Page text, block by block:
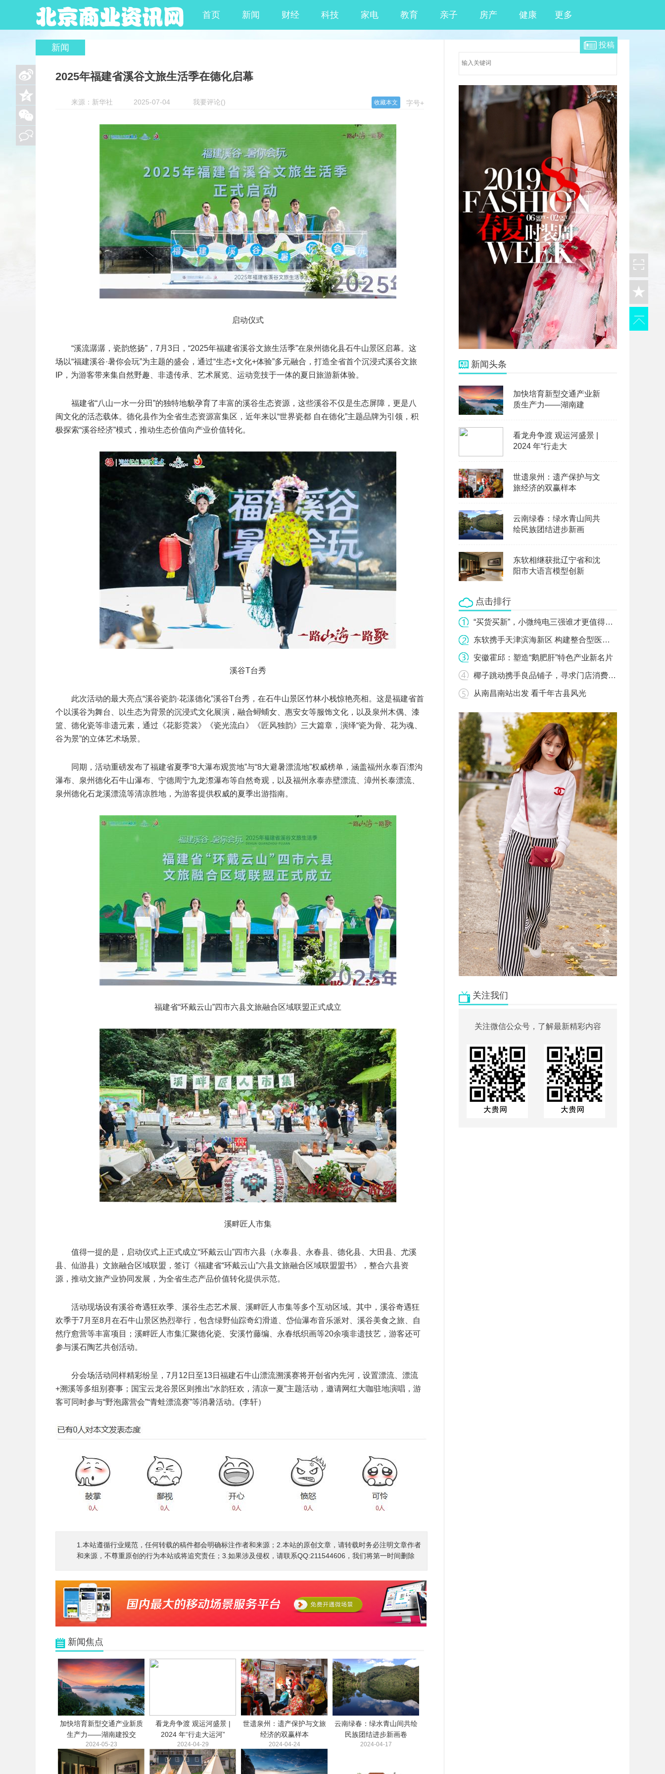
首页 新闻 财经 科技 家电 教育 亲子 房产 健康 更多
投稿
新闻
2025年福建省溪谷文旅生活季在德化启幕
字号+
来源：新华社 2025-07-04 我要评论() 收藏本文
启动仪式
“溪流潺潺，瓷韵悠扬”，7月3日，“2025年福建省溪谷文旅生活季”在泉州德化县石牛山景区启幕。这
场以“福建溪谷·暑你会玩”为主题的盛会，通过“生态+文化+体验”多元融合，打造全省首个沉浸式溪谷文旅
IP，为游客带来集自然野趣、非遗传承、艺术展览、运动竞技于一体的夏日旅游新体验。
福建省“八山一水一分田”的独特地貌孕育了丰富的溪谷生态资源，这些溪谷不仅是生态屏障，更是八
闽文化的活态载体。德化县作为全省生态资源富集区，近年来以“世界瓷都 自在德化”主题品牌为引领，积
极探索“溪谷经济”模式，推动生态价值向产业价值转化。
溪谷T台秀
此次活动的最大亮点“溪谷瓷韵·花漾德化”溪谷T台秀，在石牛山景区竹林小栈惊艳亮相。这是福建省首
个以溪谷为舞台、以生态为背景的沉浸式文化展演，融合蟳蜅女、惠安女等服饰文化，以及泉州木偶、漆
篮、德化瓷等非遗元素，通过《花影霓裳》《瓷光流白》《匠风独韵》三大篇章，演绎“瓷为骨、花为魂、
谷为景”的立体艺术场景。
同期，活动重磅发布了福建省夏季“8大瀑布观赏地”与“8大避暑漂流地”权威榜单，涵盖福州永泰百漈沟
瀑布、泉州德化石牛山瀑布、宁德周宁九龙漈瀑布等自然奇观，以及福州永泰赤壁漂流、漳州长泰漂流、
泉州德化石龙溪漂流等清凉胜地，为游客提供权威的夏季出游指南。
福建省“环戴云山”四市六县文旅融合区域联盟正式成立
溪畔匠人市集
值得一提的是，启动仪式上正式成立“环戴云山”四市六县（永泰县、永春县、德化县、大田县、尤溪
县、仙游县）文旅融合区域联盟，签订《福建省“环戴云山”六县文旅融合区域联盟盟书》，整合六县资
源，推动文旅产业协同发展，为全省生态产品价值转化提供示范。
活动现场设有溪谷奇遇狂欢季、溪谷生态艺术展、溪畔匠人市集等多个互动区域。其中，溪谷奇遇狂
欢季于7月至8月在石牛山景区热烈举行，包含绿野仙踪奇幻滑道、岱仙瀑布音乐派对、溪谷美食之旅、自
然疗愈营等丰富项目；溪畔匠人市集汇聚德化瓷、安溪竹藤编、永春纸织画等20余项非遗技艺，游客还可
参与溪石陶艺共创活动。
分会场活动同样精彩纷呈，7月12日至13日福建石牛山漂流溯溪赛将开创省内先河，设置漂流、漂流
+溯溪等多组别赛事；国宝云龙谷景区则推出“水韵狂欢，清凉一夏”主题活动，邀请网红大咖驻地演唱，游
客可同时参与“野泡露营会”“青蛙漂流赛”等消暑活动。(李轩）
1.本站遵循行业规范，任何转载的稿件都会明确标注作者和来源；2.本站的原创文章，请转载时务必注明文章作者
和来源，不尊重原创的行为本站或将追究责任；3.如果涉及侵权，请联系QQ:211544606，我们将第一时间删除
新闻焦点
加快培育新型交通产业新质
生产力——湖南建投交
2024-05-23
看龙舟争渡 观运河盛景 |
2024 年“行走大运河”
2024-04-29
世遗泉州：遗产保护与文旅
经济的双赢样本
2024-04-24
云南绿春：绿水青山间共绘
民族团结进步新画卷
2024-04-17
新闻头条
加快培育新型交通产业新
质生产力——湖南建
看龙舟争渡 观运河盛景 |
2024 年“行走大
世遗泉州：遗产保护与文
旅经济的双赢样本
云南绿春：绿水青山间共
绘民族团结进步新画
东软相继获批辽宁省和沈
阳市大语言模型创新
点击排行
“买货买新”，小微纯电三强谁才更值得选？
东软携手天津滨海新区 构建整合型医疗健康服务体系
安徽霍邱：塑造“鹅肥肝”特色产业新名片
椰子跳动携手良品铺子，寻求门店消费新模式
从南昌南站出发 看千年古县风光
关注我们
关注微信公众号，了解最新精彩内容